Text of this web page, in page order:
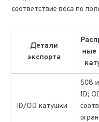
соответствие веса по
Детали
экспорта
ные
ID/OD катушки
508
ID;